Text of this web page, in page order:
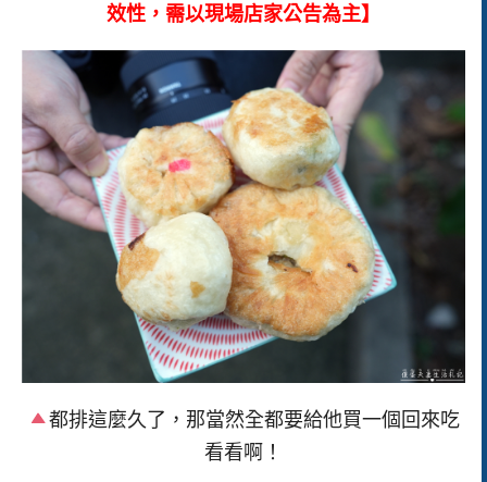
效性，需以現場店家公告為主】
都排這麼久了，那當然全都要給他買一個回來吃
看看啊！